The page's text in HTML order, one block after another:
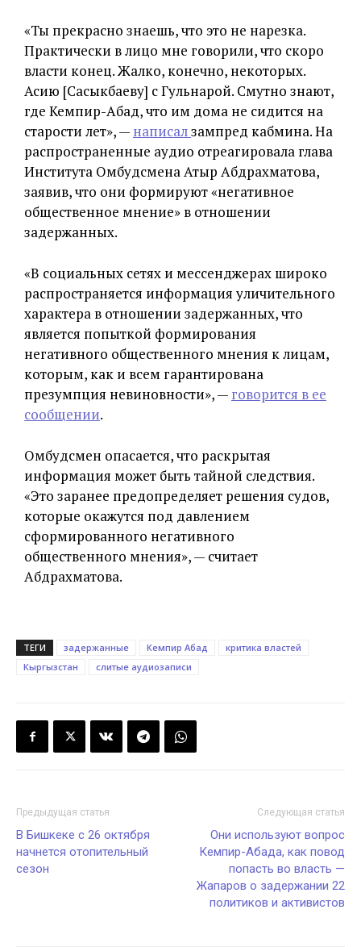
«Ты прекрасно знаешь, что это не нарезка.
Практически в лицо мне говорили, что скоро
власти конец. Жалко, конечно, некоторых.
Асию [Сасыкбаеву] с Гульнарой. Смутно знают,
где Кемпир-Абад, что им дома не сидится на
старости лет», — написалзампред кабмина. На
распространенные аудио отреагировала глава
Института Омбудсмена Атыр Абдрахматова,
заявив, что они формируют «негативное
общественное мнение» в отношении
задержанных.
«В социальных сетях и мессенджерах широко
распространяется информация уличительного
характера в отношении задержанных, что
является попыткой формирования
негативного общественного мнения к лицам,
которым, как и всем гарантирована
презумпция невиновности», — говорится в ее
сообщении.
Омбудсмен опасается, что раскрытая
информация может быть тайной следствия.
«Это заранее предопределяет решения судов,
которые окажутся под давлением
сформированного негативного
общественного мнения», — считает
Абдрахматова.
ТЕГИ задержанные Кемпир Абад
критика властей
Кыргызстан
слитые аудиозаписи
Предыдущая статья
В Бишкеке с 26 октября
начнется отопительный
сезон
Следующая статья
Они используют вопрос
Кемпир-Абада, как повод
попасть во власть —
Жапаров о задержании 22
политиков и активистов